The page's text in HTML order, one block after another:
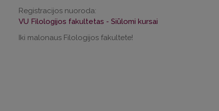
Registracijos nuoroda:
VU Filologijos fakultetas - Siūlomi kursai
Iki malonaus Filologijos fakultete!